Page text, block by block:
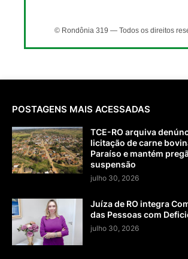
© Rondônia 319 — Todos os direitos
POSTAGENS MAIS ACESSADAS
TCE-RO arquiva
licitação de carne
Paraíso e mantém
suspensão
julho 30, 2026
Juíza de RO integra
das Pessoas com
julho 30, 2026